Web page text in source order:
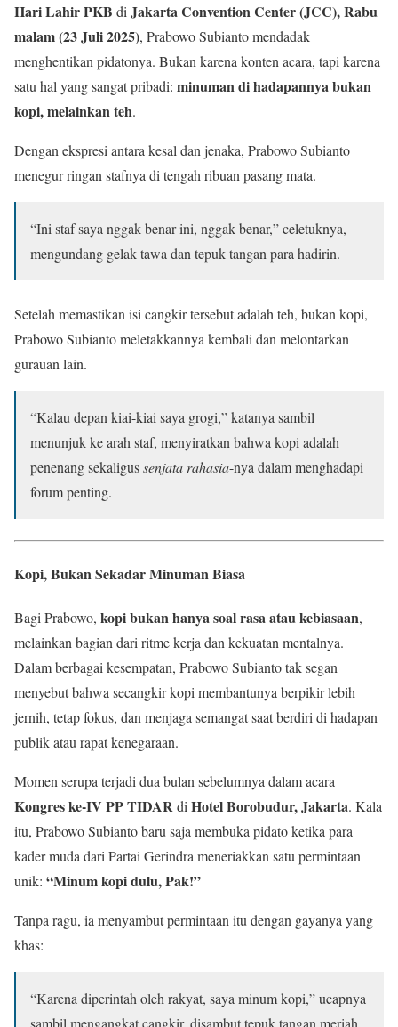
Hari Lahir PKB diJakarta Convention Center (JCC), Rabu
malam (23 Juli 2025), Prabowo Subianto mendadak
menghentikan pidatonya. Bukan karena konten acara, tapi karena
satu hal yang sangat pribadi: minuman di hadapannya bukan
kopi, melainkan teh.
Dengan ekspresi antara kesal dan jenaka, Prabowo Subianto
menegur ringan stafnya di tengah ribuan pasang mata.
“Ini staf saya nggak benar ini, nggak benar,” celetuknya,
mengundang gelak tawa dan tepuk tangan para hadirin.
Setelah memastikan isi cangkir tersebut adalah teh, bukan kopi,
Prabowo Subianto meletakkannya kembali dan melontarkan
gurauan lain.
“Kalau depan kiai-kiai saya grogi,” katanya sambil
menunjuk ke arah staf, menyiratkan bahwa kopi adalah
penenang sekaligussenjata rahasia-nya dalam menghadapi
forum penting.
Kopi, Bukan Sekadar Minuman Biasa
Bagi Prabowo, kopi bukan hanya soal rasa atau kebiasaan,
melainkan bagian dari ritme kerja dan kekuatan mentalnya.
Dalam berbagai kesempatan, Prabowo Subianto tak segan
menyebut bahwa secangkir kopi membantunya berpikir lebih
jernih, tetap fokus, dan menjaga semangat saat berdiri di hadapan
publik atau rapat kenegaraan.
Momen serupa terjadi dua bulan sebelumnya dalam acara
Kongres ke-IV PP TIDARdi Hotel Borobudur, Jakarta. Kala
itu, Prabowo Subianto baru saja membuka pidato ketika para
kader muda dari Partai Gerindra meneriakkan satu permintaan
unik: “Minum kopi dulu, Pak!”
Tanpa ragu, ia menyambut permintaan itu dengan gayanya yang
khas:
“Karena diperintah oleh rakyat, saya minum kopi,” ucapnya
sambil mengangkat cangkir, disambut tepuk tangan meriah.